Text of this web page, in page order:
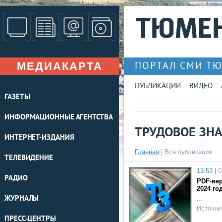
МЕДИАКАРТА
ГАЗЕТЫ
ИНФОРМАЦИОННЫЕ АГЕНТСТВА
ИНТЕРНЕТ-ИЗДАНИЯ
ТЕЛЕВИДЕНИЕ
РАДИО
ЖУРНАЛЫ
ПРЕСС-ЦЕНТРЫ
ПОРТАЛ СМИ
ПУБЛИКАЦИИ ВИДЕО
ТРУДОВОЕ
Главная Все публикации
13:53 |
PDF-
2024
…